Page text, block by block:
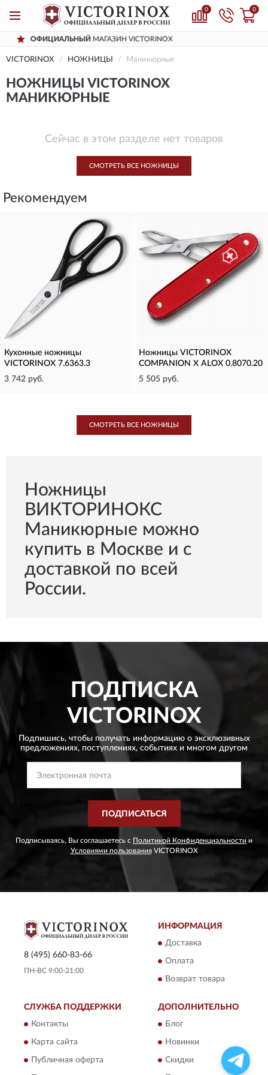
0 0
МАГАЗИН VICTORINOX
VICTORINOX НОЖНИЦЫ Маникюрные
НОЖНИЦЫ VICTORINOX
МАНИКЮРНЫЕ
Сейчас в этом разделе нет товаров
СМОТРЕТЬ ВСЕ НОЖНИЦЫ
Рекомендуем
Кухонные ножницы
VICTORINOX 7.6363.3
3 742 руб.
Ножницы VICTORINOX
COMPANION X ALOX 0.8070.20
5 505 руб.
СМОТРЕТЬ ВСЕ НОЖНИЦЫ
Ножницы
ВИКТОРИНОКС
Маникюрные можно
купить в Москве и с
доставкой по всей
России.
ПОДПИСКА
VICTORINOX
Подпишись, чтобы получать информацию о эксклюзивных
предложениях, поступлениях, событиях и многом другом
ПОДПИСАТЬСЯ
Подписываясь, Вы соглашаетесь с Политикой Конфиденциальности и
Условиями пользованияVICTORINOX
8 (495) 660-83-66
ПН-ВС 9:00-21:00
ИНФОРМАЦИЯ
Доставка
Оплата
Возврат товара
СЛУЖБА ПОДДЕРЖКИ
Контакты
Карта сайта
Публичная оферта
ДОПОЛНИТЕЛЬНО
Блог
Новинки
Скидки